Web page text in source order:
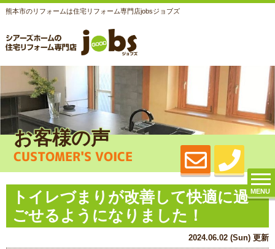
熊本市のリフォームは住宅リフォーム専門店jobsジョブズ
MENU
お客様の声
CUSTOMER'S VOICE
トイレづまりが改善して快適に過
ごせるようになりました！
2024.06.02 (Sun) 更新